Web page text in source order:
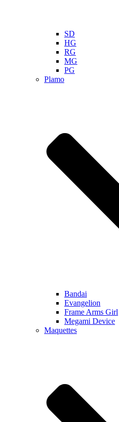
SD
HG
RG
MG
PG
Plamo
Bandai
Evangelion
Frame Arms Girl
Megami Device
Maquettes